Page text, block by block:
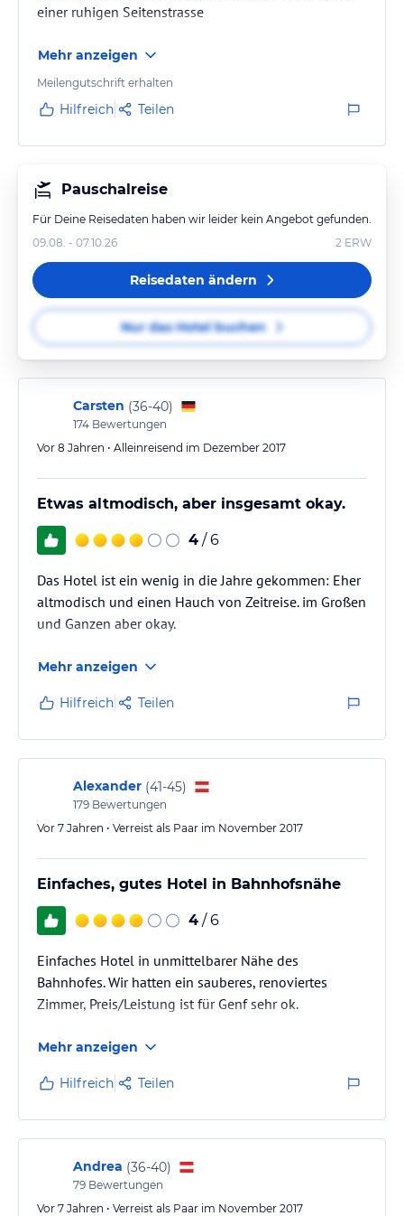
einer ruhigen Seitenstrasse
Mehr anzeigen
Meilengutschrift erhalten
Hilfreich Teilen
Pauschalreise
Für Deine Reisedaten haben wir leider kein Angebot gefunden.
09.08. - 07.10.26
2 ERW
Reisedaten ändern
Nur das Hotel buchen
Carsten (36-40)
174 Bewertungen
Vor 8 Jahren • Alleinreisend im Dezember 2017
Etwas altmodisch, aber insgesamt okay.
4 / 6
Das Hotel ist ein wenig in die Jahre gekommen: Eher
altmodisch und einen Hauch von Zeitreise. im Großen
und Ganzen aber okay.
Mehr anzeigen
Hilfreich Teilen
Alexander (41-45)
179 Bewertungen
Vor 7 Jahren • Verreist als Paar im November 2017
Einfaches, gutes Hotel in Bahnhofsnähe
4 / 6
Einfaches Hotel in unmittelbarer Nähe des
Bahnhofes. Wir hatten ein sauberes, renoviertes
Zimmer, Preis/Leistung ist für Genf sehr ok.
Mehr anzeigen
Hilfreich Teilen
Andrea (36-40)
79 Bewertungen
Vor 7 Jahren • Verreist als Paar im November 2017